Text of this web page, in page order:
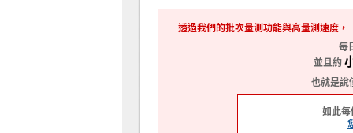
透過我們的批次量測功能與高量測速度，
每
並且約
也就是說
如此